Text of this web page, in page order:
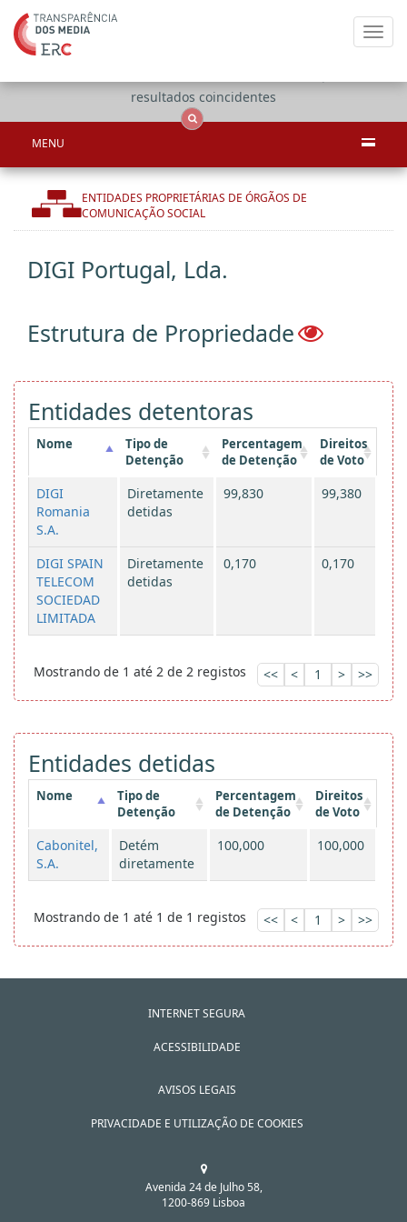
resultados coincidentes
MENU
ENTIDADES PROPRIETÁRIAS DE ÓRGÃOS DE
COMUNICAÇÃO SOCIAL
DIGI Portugal, Lda.
Estrutura de Propriedade
Entidades detentoras
Nome
Tipo de
Detenção
Percentagem
de Detenção
Direitos
de Voto
DIGI
Romania
S.A.
Diretamente
detidas
99,830 99,380
DIGI SPAIN
TELECOM
SOCIEDAD
LIMITADA
Diretamente
detidas
0,170 0,170
Mostrando de 1 até 2 de 2 registos << < 1 > >>
Entidades detidas
Nome
Tipo de
Detenção
Percentagem
de Detenção
Direitos
de Voto
Cabonitel,
S.A.
Detém
diretamente
100,000 100,000
Mostrando de 1 até 1 de 1 registos << < 1 > >>
INTERNET SEGURA
ACESSIBILIDADE
AVISOS LEGAIS
PRIVACIDADE E UTILIZAÇÃO DE COOKIES
Avenida 24 de Julho 58,
1200-869 Lisboa